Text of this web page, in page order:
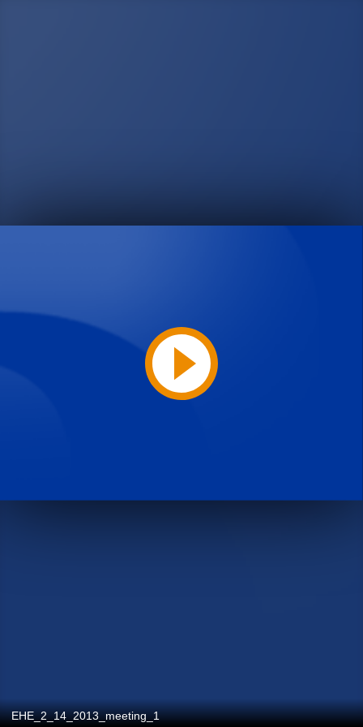
Play
Video
EHE_2_14_2013_meeting_1